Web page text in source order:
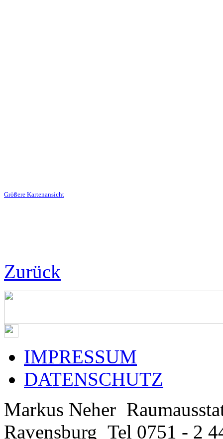
Größere Kartenansicht
Zurück
IMPRESSUM
DATENSCHUTZ
Markus Neher
Ravensburg Tel 0751 - 2